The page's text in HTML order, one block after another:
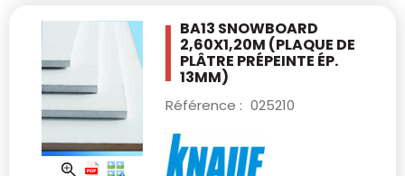
BA13 SNOWBOARD
2,60X1,20M (PLAQUE DE
PLÂTRE PRÉPEINTE ÉP.
13MM)
Référence : 025210